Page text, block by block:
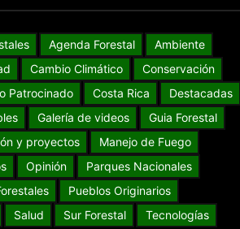
Agenda Forestal
Ambiente
Cambio Climático
Conservación
Patrocinado Costa Rica
Destacadas
Galería de videos
Guia Forestal
y proyectos
Manejo de Fuego
Opinión
Parques Nacionales
Pueblos Originarios
Salud Sur Forestal Tecnologías